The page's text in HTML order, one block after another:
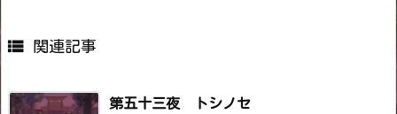
 関連記事
第五十三夜 トシノセ